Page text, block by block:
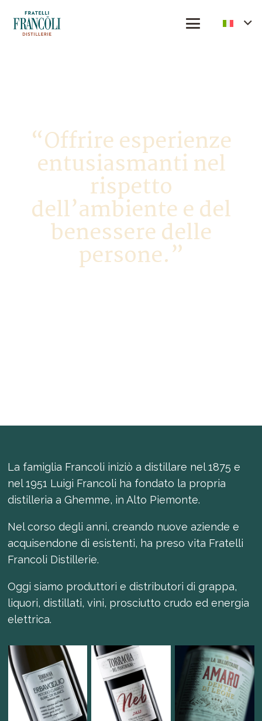
“Offrire esperienze
entusiasmanti nel
rispetto
dell’ambiente e del
benessere delle
persone.”
La famiglia Francoli iniziò a distillare nel 1875 e
nel 1951 Luigi Francoli ha fondato la propria
distilleria a Ghemme, in Alto Piemonte.
Nel corso degli anni, creando nuove aziende e
acquisendone di esistenti, ha preso vita Fratelli
Francoli Distillerie.
Oggi siamo produttori e distributori di grappa,
liquori, distillati, vini, prosciutto crudo ed energia
elettrica.